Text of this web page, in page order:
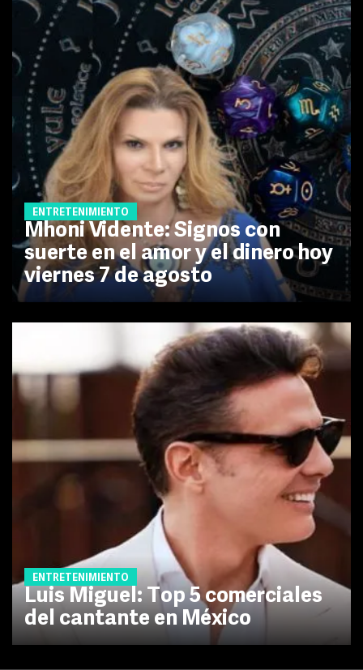
ENTRETENIMIENTO
Mhoni Vidente: Signos con
suerte en el amor y el dinero hoy
viernes 7 de agosto
ENTRETENIMIENTO
Luis Miguel: Top 5 comerciales
del cantante en México